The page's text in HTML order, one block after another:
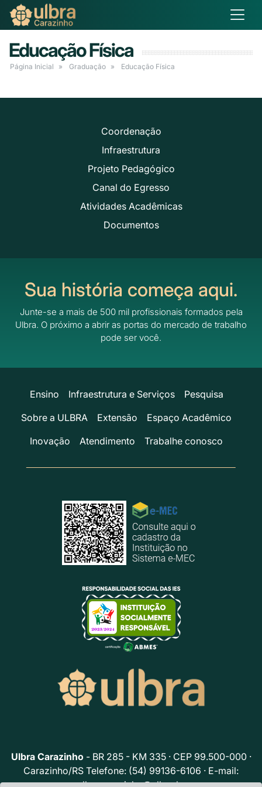
Educação Física
Página Inicial Graduação Educação Física
Coordenação
Infraestrutura
Projeto Pedagógico
Canal do Egresso
Atividades Acadêmicas
Documentos
Sua história começa aqui.
Junte-se a mais de 500 mil profissionais formados pela
Ulbra. O próximo a abrir as portas do mercado de trabalho
pode ser você.
Ensino Infraestrutura e Serviços
Pesquisa
Sobre a ULBRA
Extensão
Espaço Acadêmico
Inovação
Atendimento Trabalhe conosco
Ulbra Carazinho- BR 285 - KM 335 · CEP 99.500-000 ·
Carazinho/RS Telefone: (54) 99136-6106 · E-mail:
ulbracarazinho@ulbra.br